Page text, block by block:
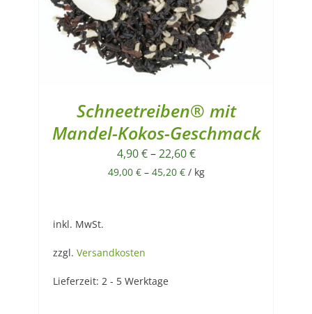
Schneetreiben® mit
Mandel-Kokos-Geschmack
4,90€–22,60€
49,00 €– 45,20 €/ kg
inkl. MwSt.
zzgl. Versandkosten
Lieferzeit: 2 - 5 Werktage